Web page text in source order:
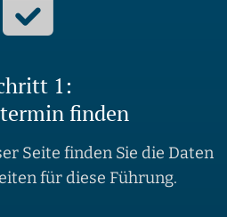
1:
finden
Seite finden Sie die Daten
für diese Führung.